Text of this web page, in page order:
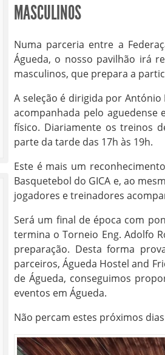
MASCULINOS
Numa parceria entre a
Águeda, o nosso pavilhão irá
masculinos, que prepara a
A seleção é dirigida por António
acompanhada pelo aguedense
físico. Diariamente os treinos
parte da tarde das 17h às 19h.
Este é mais um
Basquetebol do GICA e, ao
jogadores e treinadores
Será um final de época com
termina o Torneio Eng. Adolfo
preparação. Desta forma
parceiros, Águeda Hostel and
de Águeda, conseguimos
eventos em Águeda.
Não percam estes próximos